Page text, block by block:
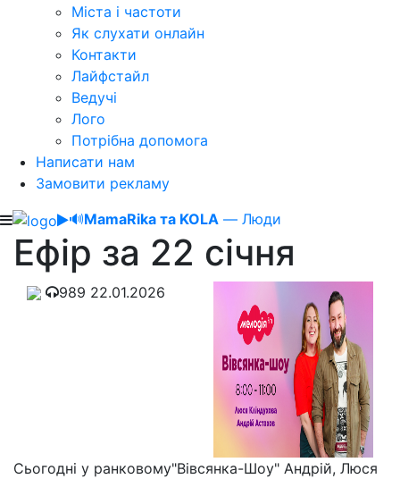
Міста і частоти
Як слухати онлайн
Контакти
Лайфстайл
Ведучі
Лого
Потрібна допомога
Написати нам
Замовити рекламу
🔊MamaRika та KOLA — Люди
Ефір за 22 січня
989 22.01.2026
Сьогодні у ранковому"Вівсянка-Шоу" Андрій, Люся